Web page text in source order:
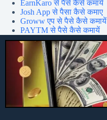
EarnKaro से पैसे कैसे कमायें
Josh App से पैसा कैसे कमाए
Groww एप से पैसे कैसे कमायें
PAYTM से पैसे कैसे कमायें